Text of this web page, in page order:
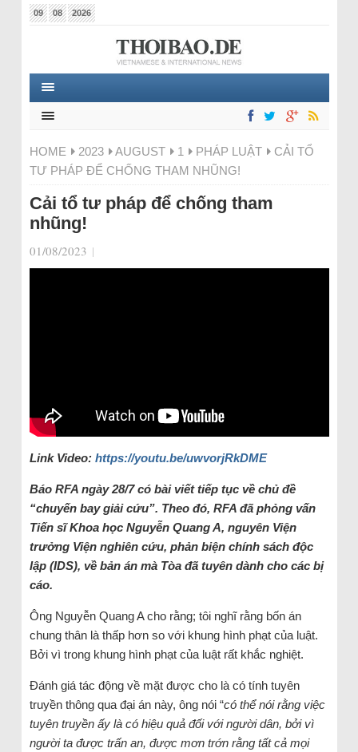
09 08 2026
HOME 2023 AUGUST 1 PHÁP LUẬT
CẢI TỔ
TƯ PHÁP ĐỂ CHỐNG THAM NHŨNG!
Cải tổ tư pháp để chống tham
nhũng!
01/08/2023 |
Link Video: https://youtu.be/uwvorjRkDME
Báo RFA ngày 28/7 có bài viết tiếp tục về chủ đề
“chuyến bay giải cứu”. Theo đó, RFA đã phỏng vấn
Tiến sĩ Khoa học Nguyễn Quang A, nguyên Viện
trưởng Viện nghiên cứu, phản biện chính sách độc
lập (IDS), về bản án mà Tòa đã tuyên dành cho các bị
cáo.
Ông Nguyễn Quang A cho rằng; tôi nghĩ rằng bốn án
chung thân là thấp hơn so với khung hình phạt của luật.
Bởi vì trong khung hình phạt của luật rất khắc nghiệt.
Đánh giá tác động về mặt được cho là có tính tuyên
truyền thông qua đại án này, ông nói “có thể nói rằng việc
tuyên truyền ấy là có hiệu quả đối với người dân, bởi vì
người ta được trấn an, được mơn trớn rằng tất cả mọi